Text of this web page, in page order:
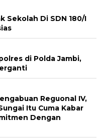
Sekolah Di SDN 180/I
di Polda Jambi,
Reguonal IV,
Itu Cuma Kabar
Dengan